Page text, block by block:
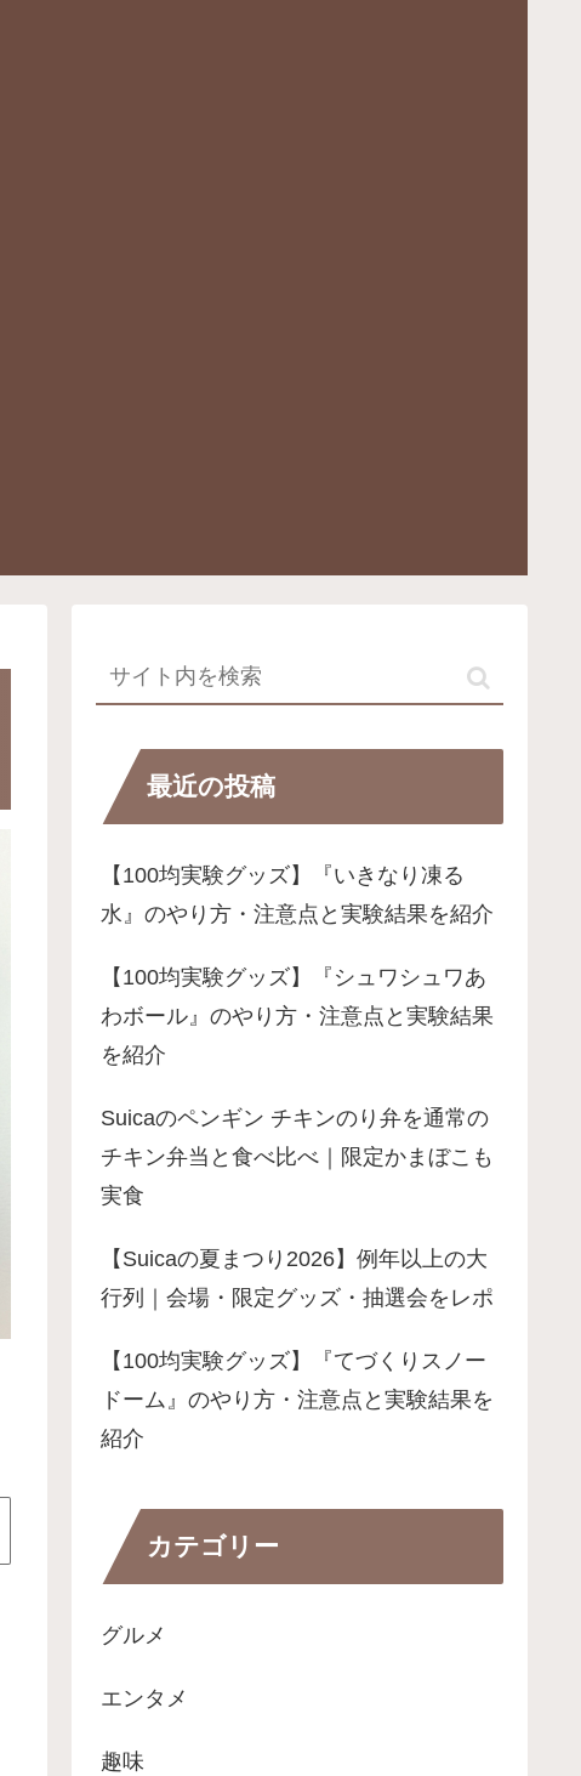
最近の投稿
【100均実験グッズ】『いきなり凍る
水』のやり方・注意点と実験結果を紹介
【100均実験グッズ】『シュワシュワあ
わボール』のやり方・注意点と実験結果
を紹介
Suicaのペンギン チキンのり弁を通常の
チキン弁当と食べ比べ｜限定かまぼこも
実食
【Suicaの夏まつり2026】例年以上の大
行列｜会場・限定グッズ・抽選会をレポ
【100均実験グッズ】『てづくりスノー
ドーム』のやり方・注意点と実験結果を
紹介
カテゴリー
グルメ
エンタメ
趣味